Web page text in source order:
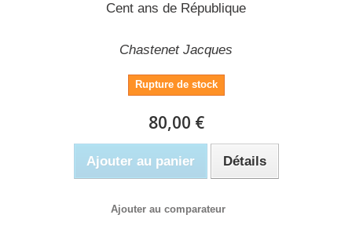
Cent ans de République
Chastenet Jacques
Rupture de stock
80,00 €
Ajouter au panier Détails
Ajouter au comparateur